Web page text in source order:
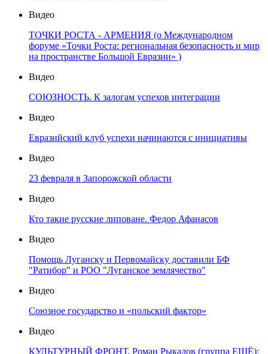
Видео
ТОЧКИ РОСТА - АРМЕНИЯ (о Международном
форуме «Точки Роста: региональная безопасность и мир
на пространстве Большой Евразии» )
Видео
СОЮЗНОСТЬ. К залогам успехов интеграции
Видео
Евразийский клуб успехи начинаются с инициативы
Видео
23 февраля в Запорожской области
Видео
Кто такие русские липоване. Федор Афанасов
Видео
Помощь Луганску и Первомайску доставили БФ
"Ратибор" и РОО "Луганское землячество"
Видео
Союзное государство и «польский фактор»
Видео
КУЛЬТУРНЫЙ ФРОНТ. Роман Рыкалов (группа ЕЩЁ):